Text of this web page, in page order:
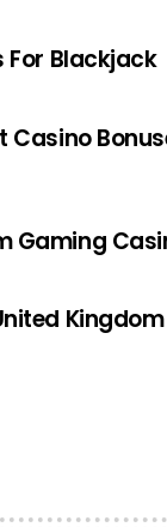
For Blackjack
Casino
Gaming
Kingdom